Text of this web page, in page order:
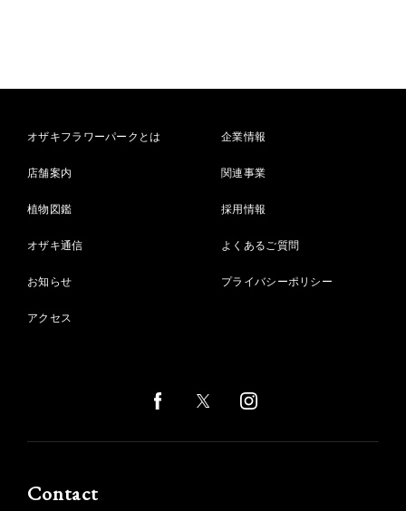
オザキフラワーパークとは
店舗案内
植物図鑑
オザキ通信
お知らせ
アクセス
企業情報
関連事業
採用情報
よくあるご質問
プライバシーポリシー
Contact